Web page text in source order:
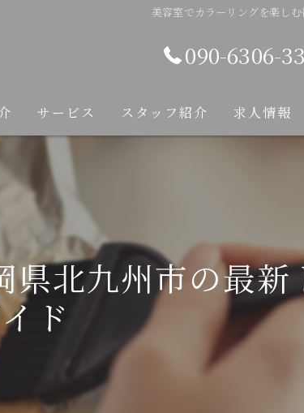
美容室でカラーリングを楽し
090-6306-
サービス
カット
カラー
縮毛矯正
トリートメント
ヘアケア
スタッフ紹介 求人情報
北九州市の最新
ド